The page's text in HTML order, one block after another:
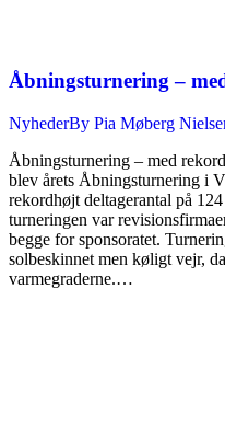
Åbningsturnering –
NyhederBy Pia Møberg
Åbningsturnering – med
blev årets Åbningsturnering i
rekordhøjt deltagerantal på
turneringen var
begge for sponsoratet.
solbeskinnet men køligt vejr,
varmegraderne.…